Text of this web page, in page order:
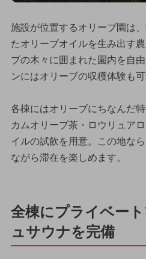
施設が位置するオリーブ園は
たオリーブオイルを生み出す
ブの木々に囲まれた園内を自
ンにはオリーブの収穫体験も可
各棟にはオリーブにちなんだ
カムオリーブ茶・ロウリュア
イルの試飲を用意。この地な
ながら滞在を楽しめます。
全棟にプライベー
ュサウナを完備